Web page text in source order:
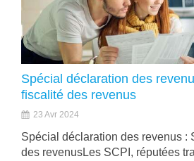
Spécial déclaration des
fiscalité des revenus
23 Avr 2024
Spécial déclaration des revenus :
des revenusLes SCPI, réputées